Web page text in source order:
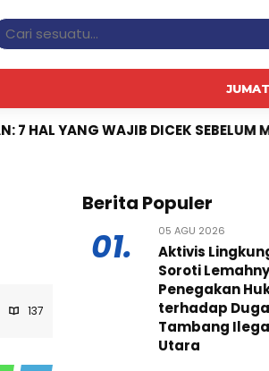
DICEK SEBELUM MENYERAHKAN
137
Berita Populer
01. 05 AGU 2026
Aktivis
Soroti
Penegakan
terhadap
Tambang
Utara